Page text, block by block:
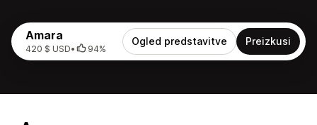
Amara
420 $ USD• 94%
Ogled predstavitve Preizkusi